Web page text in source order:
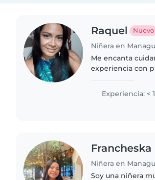
Raquel Nuevo
Niñera en
Me encanta
experiencia con
siempre en
Experiencia: <
Francheska
Niñera en
Soy una niñera